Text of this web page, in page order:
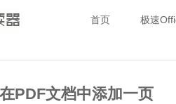
首页 极速
PDF文档中添加一页